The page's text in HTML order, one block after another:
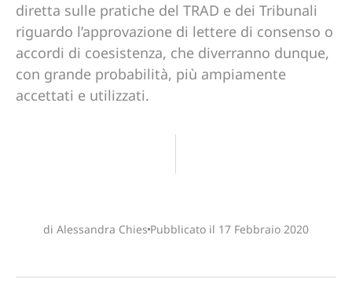
diretta sulle pratiche del TRAD e dei Tribunali
riguardo l’approvazione di lettere di consenso o
accordi di coesistenza, che diverranno dunque,
con grande probabilità, più ampiamente
accettati e utilizzati.
di Alessandra Chies Pubblicato il 17 Febbraio 2020